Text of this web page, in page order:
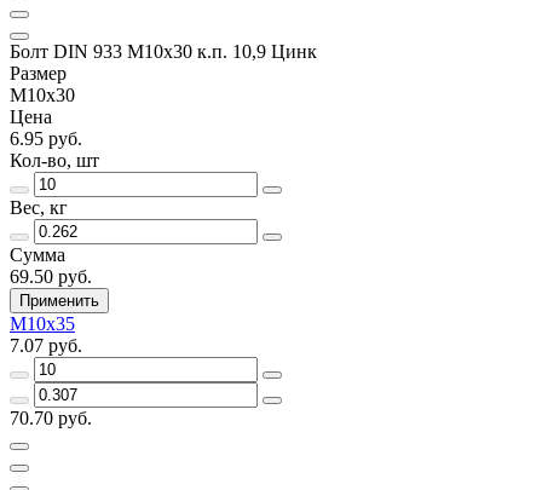
Болт DIN 933 М10х30 к.п. 10,9 Цинк
Размер
М10х30
Цена
6.95 руб.
Кол-во, шт
Вес, кг
Сумма
69.50 руб.
Применить
М10х35
7.07 руб.
70.70 руб.